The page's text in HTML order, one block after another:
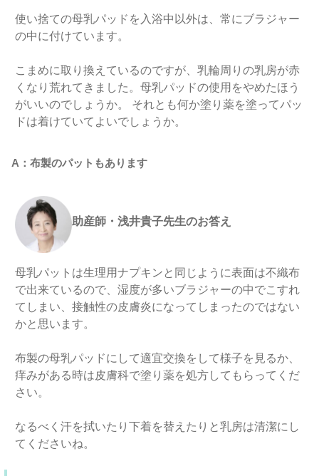
使い捨ての母乳パッドを入浴中以外は、常にブラジャー
の中に付けています。
こまめに取り換えているのですが、乳輪周りの乳房が赤
くなり荒れてきました。母乳パッドの使用をやめたほう
がいいのでしょうか。 それとも何か塗り薬を塗ってパッ
ドは着けていてよいでしょうか。
A：布製のパットもあります
助産師・浅井貴子先生のお答え
母乳パットは生理用ナプキンと同じように表面は不織布
で出来ているので、湿度が多いブラジャーの中でこすれ
てしまい、接触性の皮膚炎になってしまったのではない
かと思います。
布製の母乳パッドにして適宜交換をして様子を見るか、
痒みがある時は皮膚科で塗り薬を処方してもらってくだ
さい。
なるべく汗を拭いたり下着を替えたりと乳房は清潔にし
てくださいね。